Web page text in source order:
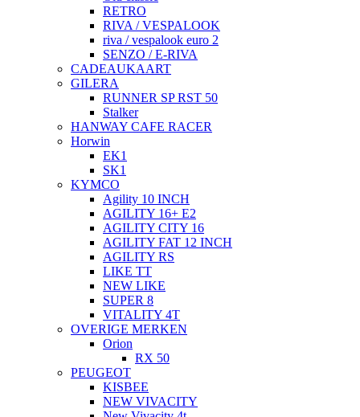
RETRO
RIVA / VESPALOOK
riva / vespalook euro 2
SENZO / E-RIVA
CADEAUKAART
GILERA
RUNNER SP RST 50
Stalker
HANWAY CAFE RACER
Horwin
EK1
SK1
KYMCO
Agility 10 INCH
AGILITY 16+ E2
AGILITY CITY 16
AGILITY FAT 12 INCH
AGILITY RS
LIKE TT
NEW LIKE
SUPER 8
VITALITY 4T
OVERIGE MERKEN
Orion
RX 50
PEUGEOT
KISBEE
NEW VIVACITY